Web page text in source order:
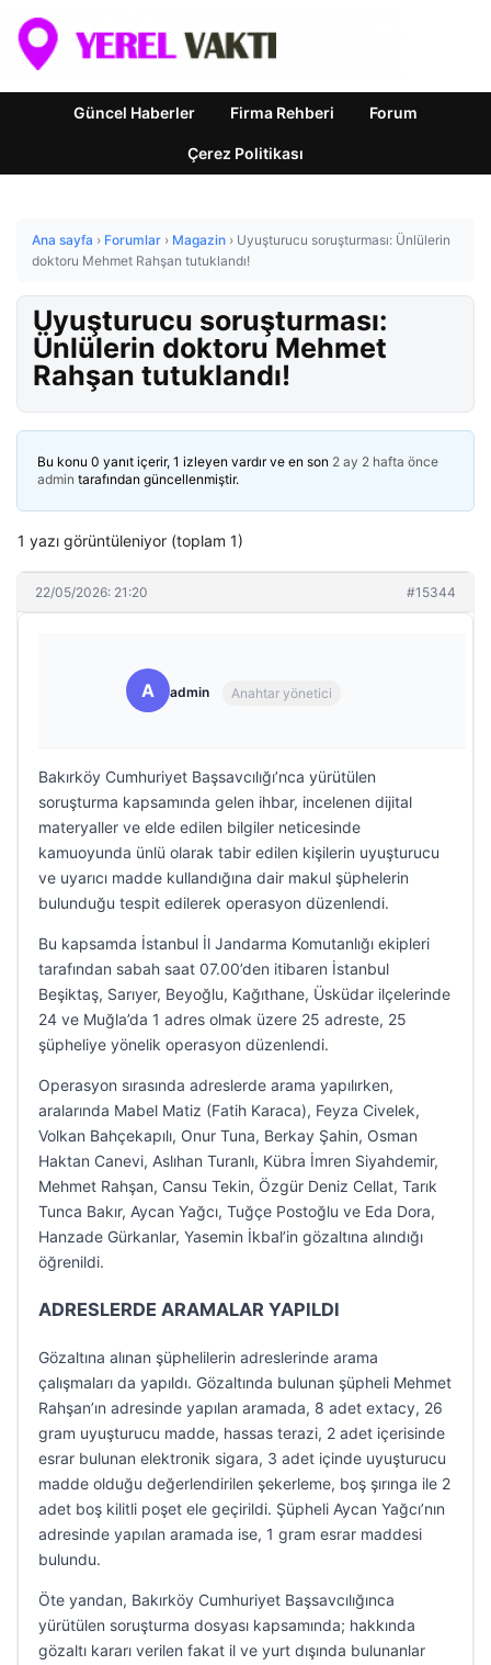
Güncel Haberler Firma Rehberi Forum
Çerez Politikası
Ana sayfa › Forumlar › Magazin › Uyuşturucu soruşturması: Ünlülerin
doktoru Mehmet Rahşan tutuklandı!
Uyuşturucu soruşturması:
Ünlülerin doktoru Mehmet
Rahşan tutuklandı!
Bu konu 0 yanıt içerir, 1 izleyen vardır ve en son 2 ay 2 hafta önce
admin tarafından güncellenmiştir.
1 yazı görüntüleniyor (toplam 1)
22/05/2026: 21:20 #15344
A admin Anahtar yönetici
Bakırköy Cumhuriyet Başsavcılığı’nca yürütülen
soruşturma kapsamında gelen ihbar, incelenen dijital
materyaller ve elde edilen bilgiler neticesinde
kamuoyunda ünlü olarak tabir edilen kişilerin uyuşturucu
ve uyarıcı madde kullandığına dair makul şüphelerin
bulunduğu tespit edilerek operasyon düzenlendi.
Bu kapsamda İstanbul İl Jandarma Komutanlığı ekipleri
tarafından sabah saat 07.00’den itibaren İstanbul
Beşiktaş, Sarıyer, Beyoğlu, Kağıthane, Üsküdar ilçelerinde
24 ve Muğla’da 1 adres olmak üzere 25 adreste, 25
şüpheliye yönelik operasyon düzenlendi.
Operasyon sırasında adreslerde arama yapılırken,
aralarında Mabel Matiz (Fatih Karaca), Feyza Civelek,
Volkan Bahçekapılı, Onur Tuna, Berkay Şahin, Osman
Haktan Canevi, Aslıhan Turanlı, Kübra İmren Siyahdemir,
Mehmet Rahşan, Cansu Tekin, Özgür Deniz Cellat, Tarık
Tunca Bakır, Aycan Yağcı, Tuğçe Postoğlu ve Eda Dora,
Hanzade Gürkanlar, Yasemin İkbal’in gözaltına alındığı
öğrenildi.
ADRESLERDE ARAMALAR YAPILDI
Gözaltına alınan şüphelilerin adreslerinde arama
çalışmaları da yapıldı. Gözaltında bulunan şüpheli Mehmet
Rahşan’ın adresinde yapılan aramada, 8 adet extacy, 26
gram uyuşturucu madde, hassas terazi, 2 adet içerisinde
esrar bulunan elektronik sigara, 3 adet içinde uyuşturucu
madde olduğu değerlendirilen şekerleme, boş şırınga ile 2
adet boş kilitli poşet ele geçirildi. Şüpheli Aycan Yağcı’nın
adresinde yapılan aramada ise, 1 gram esrar maddesi
bulundu.
Öte yandan, Bakırköy Cumhuriyet Başsavcılığınca
yürütülen soruşturma dosyası kapsamında; hakkında
gözaltı kararı verilen fakat il ve yurt dışında bulunanlar